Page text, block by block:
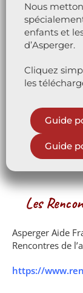
Nous
enfants et
d’Asperger.
Cliquez
les
Guide
Guide
Les
Asperger Aide
Rencontres de
https://